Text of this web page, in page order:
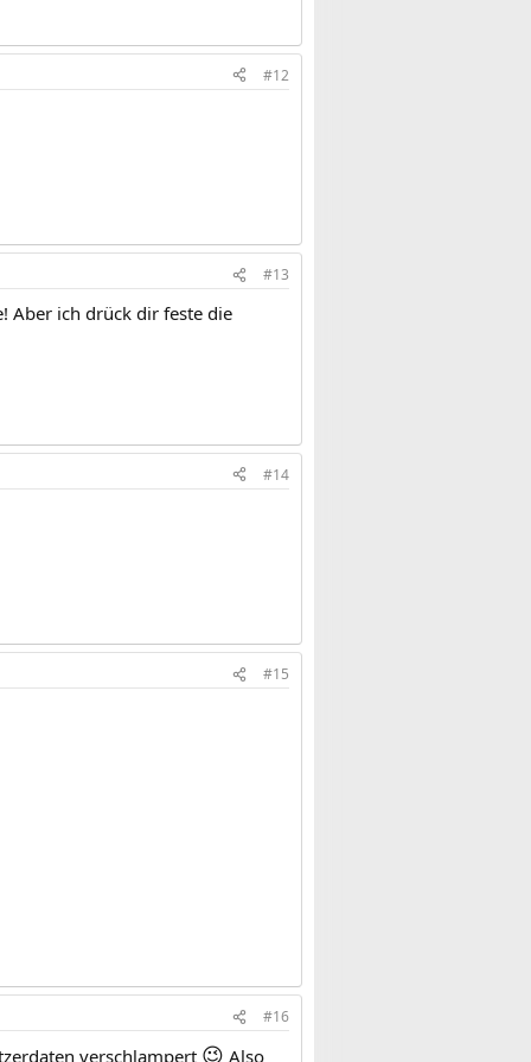
#12
#13
Aber ich drück dir feste die
#14
#15
#16
verschlampert 😉 Also